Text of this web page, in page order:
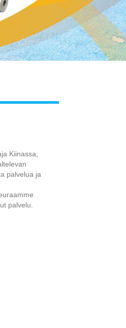
Kiinassa,
palvelua ja
palvelu.